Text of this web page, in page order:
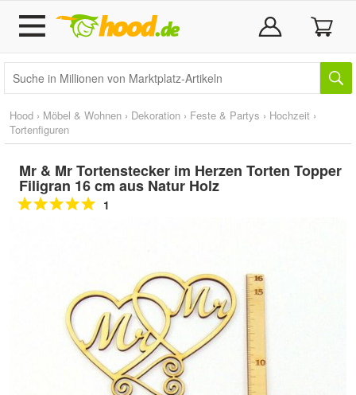
Hood › Möbel & Wohnen › Dekoration › Feste & Partys › Hochzeit ›
Tortenfiguren
Mr & Mr Tortenstecker im Herzen Torten Topper
Filigran 16 cm aus Natur Holz
1